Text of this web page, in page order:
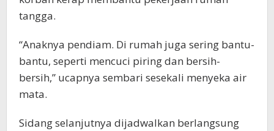
tangga.
“Anaknya pendiam. Di rumah juga sering bantu-
bantu, seperti mencuci piring dan bersih-
bersih,” ucapnya sembari sesekali menyeka air
mata.
Sidang selanjutnya dijadwalkan berlangsung